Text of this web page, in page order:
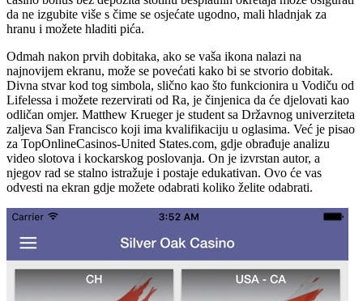
da ne izgubite više s čime se osjećate ugodno, mali hladnjak za
hranu i možete hladiti pića.
Odmah nakon prvih dobitaka, ako se vaša ikona nalazi na
najnovijem ekranu, može se povećati kako bi se stvorio dobitak.
Divna stvar kod tog simbola, slično kao što funkcionira u Vodiču od
Lifelessa i možete rezervirati od Ra, je činjenica da će djelovati kao
odličan omjer. Matthew Krueger je student sa Državnog univerziteta
zaljeva San Francisco koji ima kvalifikaciju u oglasima. Već je pisao
za TopOnlineCasinos-United States.com, gdje obrađuje analizu
video slotova i kockarskog poslovanja. On je izvrstan autor, a
njegov rad se stalno istražuje i postaje edukativan. Ovo će vas
odvesti na ekran gdje možete odabrati koliko želite odabrati.